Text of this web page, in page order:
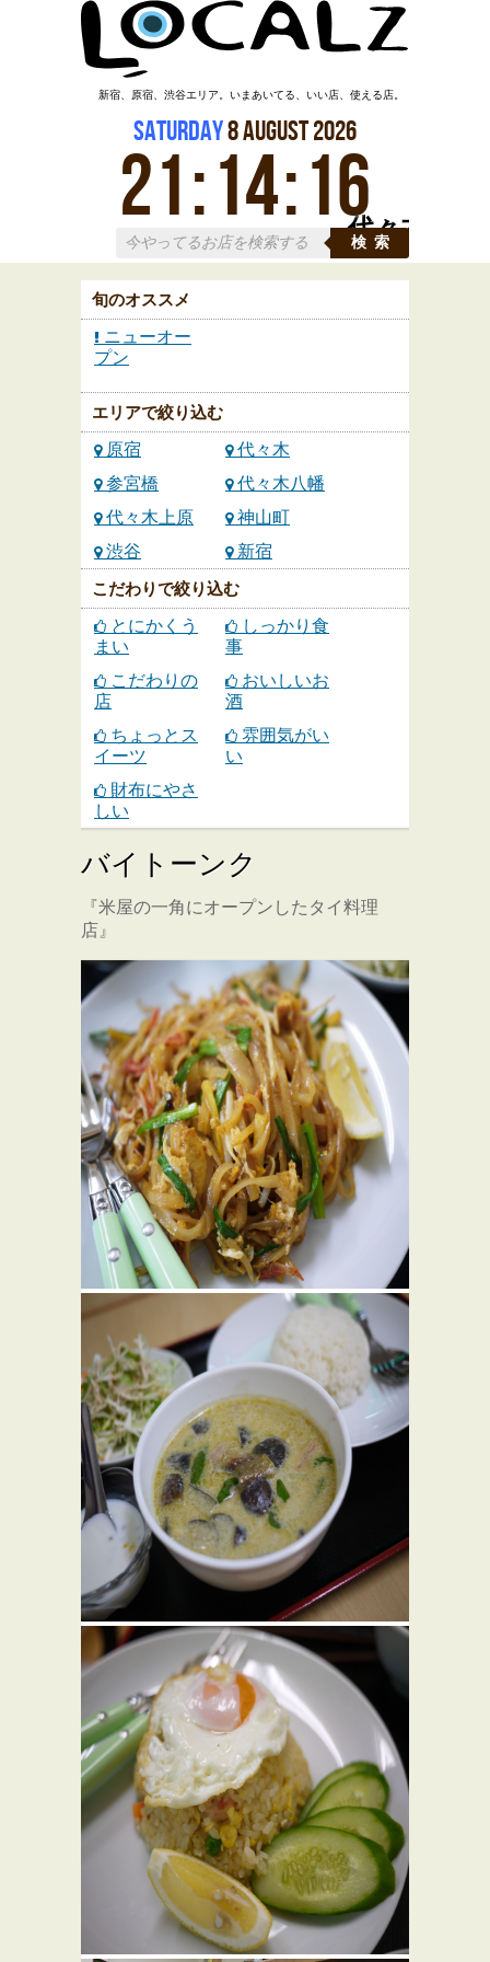
代々木
新宿、原宿、渋谷エリア。いまあいてる、いい店、使える店。
Saturday8August2026
21:14:16
検索
旬のオススメ
ニューオー
プン
エリアで絞り込む
原宿
代々木
参宮橋
代々木八幡
代々木上原
神山町
渋谷
新宿
こだわりで絞り込む
とにかくう
まい
しっかり食
事
こだわりの
店
おいしいお
酒
ちょっとス
イーツ
雰囲気がい
い
財布にやさ
しい
バイトーンク
『米屋の一角にオープンしたタイ料理
店』